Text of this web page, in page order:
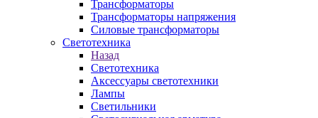
Трансформаторы
Трансформаторы напряжения
Силовые трансформаторы
Светотехника
Назад
Светотехника
Аксессуары светотехники
Лампы
Светильники